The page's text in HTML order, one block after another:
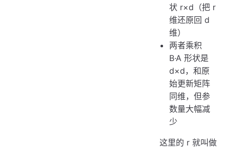
状 r×d（把 r
维还原回 d
维）
两者乘积
B·A 形状是
d×d，和原
始更新矩阵
同维，但参
数量大幅减
少
这里的 r 就叫做